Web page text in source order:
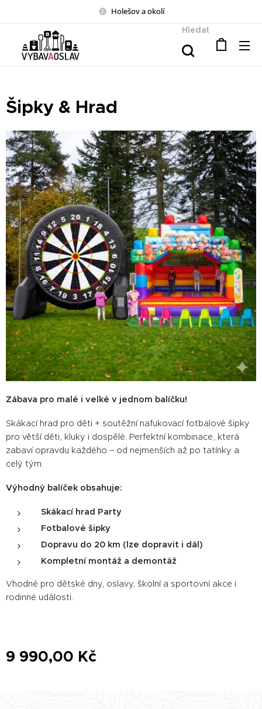
Holešov a okolí
Hledat
Šipky & Hrad
Zábava pro malé i velké v jednom balíčku!
Skákací hrad pro děti + soutěžní nafukovací fotbalové šipky
pro větší děti, kluky i dospělé. Perfektní kombinace, která
zabaví opravdu každého – od nejmenších až po tatínky a
celý tým.
Výhodný balíček obsahuje:
Skákací hrad Party
Fotbalové šipky
Dopravu do 20 km (lze dopravit i dál)
Kompletní montáž a demontáž
Vhodné pro dětské dny, oslavy, školní a sportovní akce i
rodinné události.
9 990,00 Kč